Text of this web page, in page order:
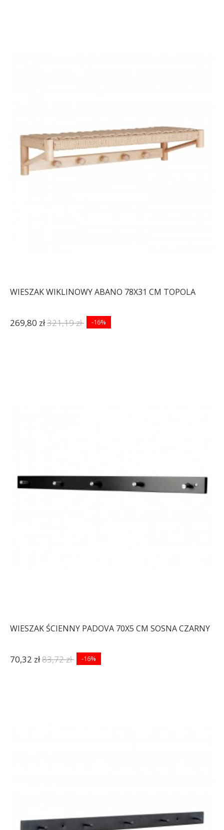
WIESZAK WIKLINOWY ABANO 78X31 CM TOPOLA
269,80 zł321,19 zł -16%
WIESZAK ŚCIENNY PADOVA 70X5 CM SOSNA CZARNY
70,32 zł83,72 zł -16%